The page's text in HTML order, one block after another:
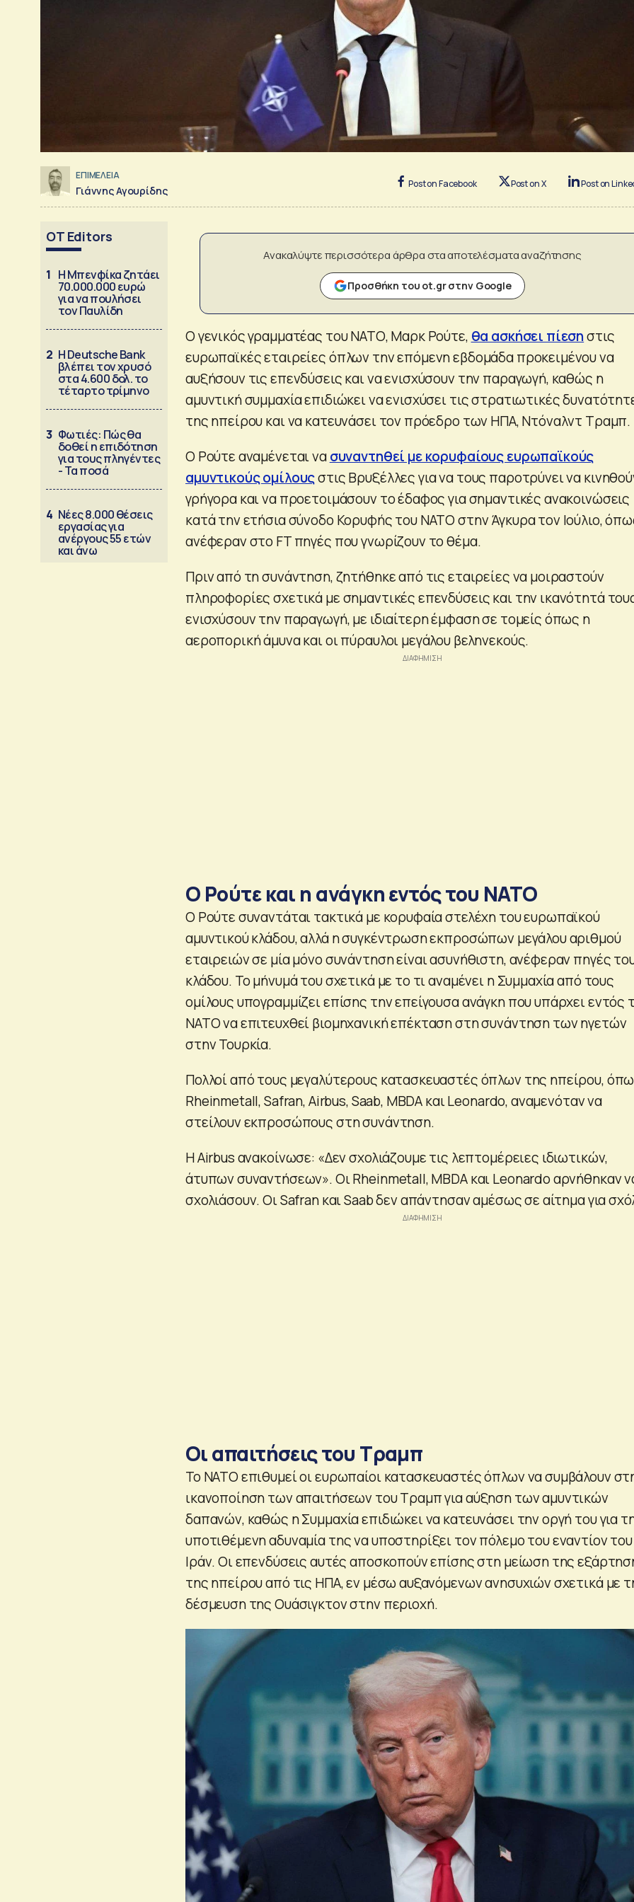
ΕΠΙΜΕΛΕΙΑ
Γιάννης Αγουρίδης
Post on Facebook Post on X Post on
OT Editors
1 Η Μπενφίκα ζητάει
70.000.000 ευρώ
για να πουλήσει
τον Παυλίδη
2 Η Deutsche Bank
βλέπει τον χρυσό
στα 4.600 δολ. το
τέταρτο τρίμηνο
3 Φωτιές: Πώς θα
δοθεί η επιδότηση
για τους πληγέντες
- Τα ποσά
4 Νέες 8.000 θέσεις
εργασίας για
ανέργους 55 ετών
και άνω
Ανακαλύψτε περισσότερα άρθρα στα αποτελέσματα αναζήτησης
Προσθήκη του ot.gr στην Google
Ο γενικός γραμματέας του ΝΑΤΟ, Μαρκ Ρούτε, θα ασκήσει πίεσηστις
ευρωπαϊκές εταιρείες όπλων την επόμενη εβδομάδα προκειμένου να
αυξήσουν τις επενδύσεις και να ενισχύσουν την παραγωγή, καθώς η
αμυντική συμμαχία επιδιώκει να ενισχύσει τις στρατιωτικές
της ηπείρου και να κατευνάσει τον πρόεδρο των ΗΠΑ, Ντόναλντ Τραμπ.
Ο Ρούτε αναμένεται νασυναντηθεί με κορυφαίους ευρωπαϊκούς
αμυντικούς ομίλουςστις Βρυξέλλες για να τους παροτρύνει να
γρήγορα και να προετοιμάσουν το έδαφος για σημαντικές ανακοινώσεις
κατά την ετήσια σύνοδο Κορυφής του ΝΑΤΟ στην Άγκυρα τον Ιούλιο,
ανέφεραν στο FT πηγές που γνωρίζουν το θέμα.
Πριν από τη συνάντηση, ζητήθηκε από τις εταιρείες να μοιραστούν
πληροφορίες σχετικά με σημαντικές επενδύσεις και την ικανότητά
ενισχύσουν την παραγωγή, με ιδιαίτερη έμφαση σε τομείς όπως η
αεροπορική άμυνα και οι πύραυλοι μεγάλου βεληνεκούς.
Ο Ρούτε και η ανάγκη εντός του ΝΑΤΟ
Ο Ρούτε συναντάται τακτικά με κορυφαία στελέχη του ευρωπαϊκού
αμυντικού κλάδου, αλλά η συγκέντρωση εκπροσώπων μεγάλου αριθμού
εταιρειών σε μία μόνο συνάντηση είναι ασυνήθιστη, ανέφεραν πηγές
κλάδου. Το μήνυμά του σχετικά με το τι αναμένει η Συμμαχία από τους
ομίλους υπογραμμίζει επίσης την επείγουσα ανάγκη που υπάρχει εντός
ΝΑΤΟ να επιτευχθεί βιομηχανική επέκταση στη συνάντηση των ηγετών
στην Τουρκία.
Πολλοί από τους μεγαλύτερους κατασκευαστές όπλων της ηπείρου,
Rheinmetall, Safran, Airbus, Saab, MBDA και Leonardo, αναμενόταν να
στείλουν εκπροσώπους στη συνάντηση.
Η Airbus ανακοίνωσε: «Δεν σχολιάζουμε τις λεπτομέρειες ιδιωτικών,
άτυπων συναντήσεων». Οι Rheinmetall, MBDA και Leonardo αρνήθηκαν
σχολιάσουν. Οι Safran και Saab δεν απάντησαν αμέσως σε αίτημα για
Οι απαιτήσεις του Τραμπ
Το ΝΑΤΟ επιθυμεί οι ευρωπαίοι κατασκευαστές όπλων να συμβάλουν
ικανοποίηση των απαιτήσεων του Τραμπ για αύξηση των αμυντικών
δαπανών, καθώς η Συμμαχία επιδιώκει να κατευνάσει την οργή του για
υποτιθέμενη αδυναμία της να υποστηρίξει τον πόλεμο του εναντίον του
Ιράν. Οι επενδύσεις αυτές αποσκοπούν επίσης στη μείωση της
της ηπείρου από τις ΗΠΑ, εν μέσω αυξανόμενων ανησυχιών σχετικά με
δέσμευση της Ουάσιγκτον στην περιοχή.